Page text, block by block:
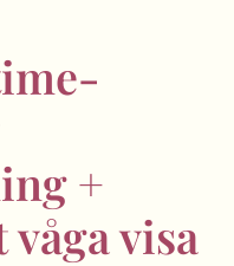
+
visa